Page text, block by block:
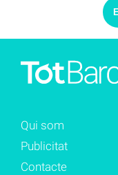
Qui som
Publicitat
Contacte